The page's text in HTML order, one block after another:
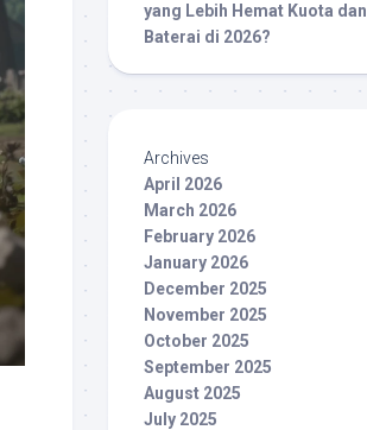
yang Lebih Hemat Kuota dan
Baterai di 2026?
Archives
April 2026
March 2026
February 2026
January 2026
December 2025
November 2025
October 2025
September 2025
August 2025
July 2025